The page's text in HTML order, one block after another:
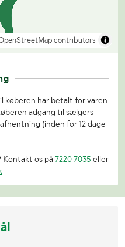
contributors
køberen har betalt for varen.
adgang til sælgers
(inden for 12 dage
Kontakt os på 7220 7035 eller